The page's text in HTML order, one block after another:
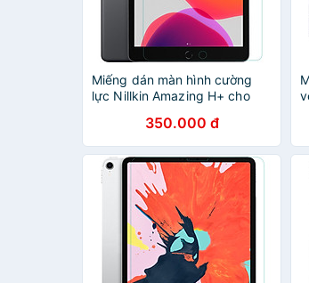
Miếng dán màn hình cường
lực Nillkin Amazing H+ cho
Hàng chính hãng
350.000 đ